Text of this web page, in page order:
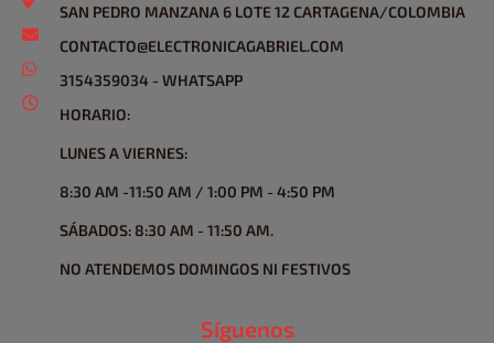
SAN PEDRO MANZANA 6 LOTE 12 CARTAGENA/COLOMBIA
CONTACTO@ELECTRONICAGABRIEL.COM
3154359034 - WHATSAPP
HORARIO:
LUNES A VIERNES:
8:30 AM -11:50 AM / 1:00 PM - 4:50 PM
SÁBADOS: 8:30 AM - 11:50 AM.
NO ATENDEMOS DOMINGOS NI FESTIVOS
Síguenos